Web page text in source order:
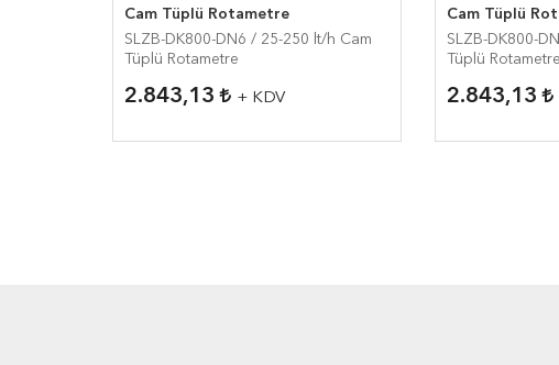
Cam Tüplü Rotametre
SLZB-DK800-DN6 / 25-250 lt/h Cam
Tüplü Rotametre
2.843,13 + KDV
Cam Tüplü
SLZB-DK800-
Tüplü Rotametre
2.843,13